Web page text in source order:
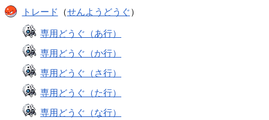
トレード （せんようどうぐ）
専用どうぐ（あ行）
専用どうぐ（か行）
専用どうぐ（さ行）
専用どうぐ（た行）
専用どうぐ（な行）